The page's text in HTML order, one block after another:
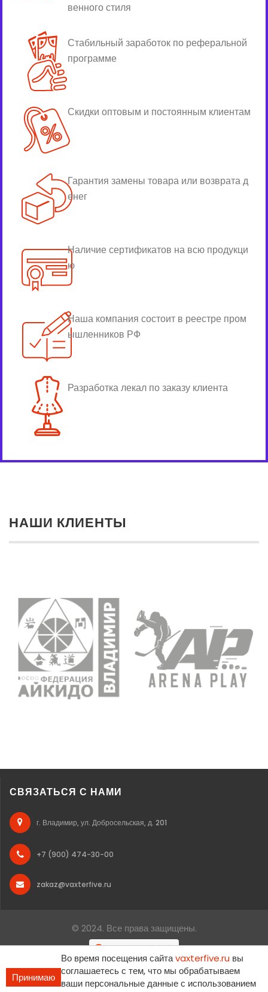
венного стиля
Стабильный заработок по реферальной
программе
Скидки оптовым и постоянным клиентам
Гарантия замены товара или возврата д
енег
Наличие сертификатов на всю продукци
ю
Наша компания состоит в реестре пром
ышленников РФ
Разработка лекал по заказу клиента
НАШИ КЛИЕНТЫ
СВЯЗАТЬСЯ С НАМИ
г. Владимир, ул. Добросельская, д. 201
+7 (900) 474-30-00
zakaz@vaxterfive.ru
© 2024. Все права защищены.
Принимаю
Во время посещения сайтаvaxterfive.ru вы
соглашаетесь с тем, что мы обрабатываем
ваши персональные данные с использованием